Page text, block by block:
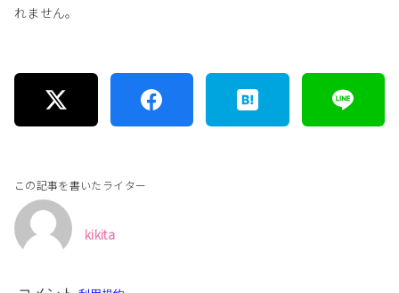
れません。
この記事を書いたライター
kikita